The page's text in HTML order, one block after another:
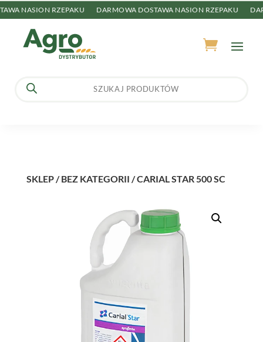
NASION RZEPAKU DARMOWA DOSTAWA NASION RZEPAKU
Wyszukiwarka
produktów
SKLEP/BEZ KATEGORII / CARIAL STAR 500 SC